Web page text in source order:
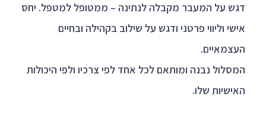
דגש על המעבר מקבלה לנתינה – ממטופל למטפל. יחס
אישי וליווי פרטני ודגש על שילוב בקהילה ובחיים
העצמאיים.
המסלול נבנה ומותאם לכל אחד לפי צרכיו ולפי היכולות
האישיות שלו.